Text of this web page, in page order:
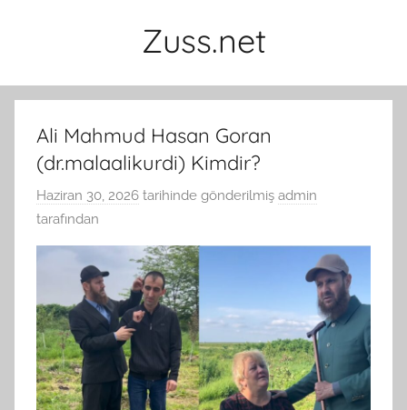
Zuss.net
Ali Mahmud Hasan Goran
(dr.malaalikurdi) Kimdir?
Haziran 30, 2026 tarihinde gönderilmiş admin
tarafından